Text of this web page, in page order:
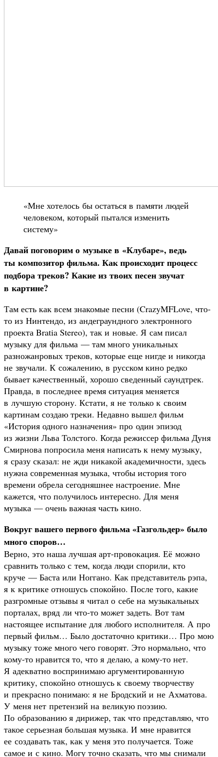
«Мне хотелось бы остаться в памяти людей
человеком, который пытался изменить
систему»
Давай поговорим о музыке в «Клубаре», ведь
ты композитор фильма. Как происходит процесс
подбора треков? Какие из твоих песен звучат
в картине?
Там есть как всем знакомые песни (CrazyMFLove, что-
то из Нинтендо, из андеграундного электронного
проекта Bratia Stereo), так и новые. Я сам писал
музыку для фильма — там много уникальных
разножанровых треков, которые еще нигде и никогда
не звучали. К сожалению, в русском кино редко
бывает качественный, хорошо сведенный саундтрек.
Правда, в последнее время ситуация меняется
в лучшую сторону. Кстати, я не только к своим
картинам создаю треки. Недавно вышел фильм
«История одного назначения» про один эпизод
из жизни Льва Толстого. Когда режиссер фильма Дуня
Смирнова попросила меня написать к нему музыку,
я сразу сказал: не жди никакой академичности, здесь
нужна современная музыка, чтобы история того
времени обрела сегодняшнее настроение. Мне
кажется, что получилось интересно. Для меня
музыка — очень важная часть кино.
Вокруг вашего первого фильма «Газгольдер» было
много споров…
Верно, это наша лучшая арт-провокация. Её можно
сравнить только с тем, когда люди спорили, кто
круче — Баста или Ноггано. Как представитель рэпа,
я к критике отношусь спокойно. После того, какие
разгромные отзывы я читал о себе на музыкальных
порталах, вряд ли что-то может задеть. Вот там
настоящее испытание для любого исполнителя. А про
первый фильм… Было достаточно критики… Про мою
музыку тоже много чего говорят. Это нормально, что
кому-то нравится то, что я делаю, а кому-то нет.
Я адекватно воспринимаю аргументированную
критику, спокойно отношусь к своему творчеству
и прекрасно понимаю: я не Бродский и не Ахматова.
У меня нет претензий на великую поэзию.
По образованию я дирижер, так что представляю, что
такое серьезная большая музыка. И мне нравится
ее создавать так, как у меня это получается. Тоже
самое и с кино. Могу точно сказать, что мы снимали